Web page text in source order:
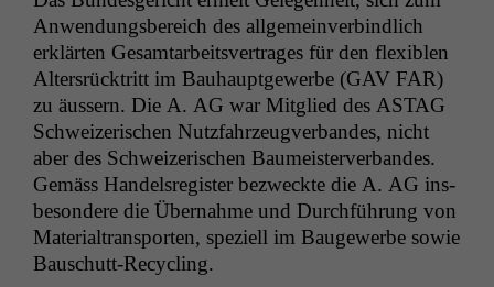
Anwen­dungs­bere­ich des all­ge­mein­verbindlich
erk­lärten Gesam­tar­beitsver­trages für den flex­i­blen
Alter­srück­tritt im Bauhaupt­gewerbe (GAV FAR)
zu äussern. Die A. AG war Mit­glied des ASTAG
Schweiz­erischen Nutz­fahrzeugver­ban­des, nicht
aber des Schweiz­erischen Baumeis­ter­ver­ban­des.
Gemäss Han­del­sreg­is­ter bezweck­te die A. AG ins­
beson­dere die Über­nahme und Durch­führung von
Mate­ri­al­trans­porten, speziell im Baugewerbe sowie
Bauschutt-Recycling.